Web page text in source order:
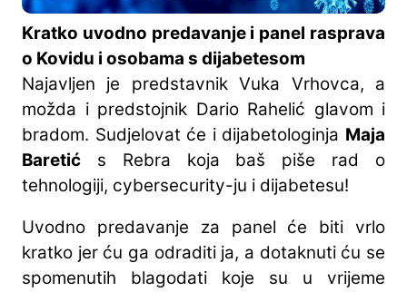
Kratko uvodno predavanje i panel rasprava
o Kovidu i osobama s dijabetesom
Najavljen je predstavnik Vuka Vrhovca, a
možda i predstojnik Dario Rahelić glavom i
bradom. Sudjelovat će i dijabetologinja Maja
Baretić s Rebra koja baš piše rad o
tehnologiji, cybersecurity-ju i dijabetesu!
Uvodno predavanje za panel će biti vrlo
kratko jer ću ga odraditi ja, a dotaknuti ću se
spomenutih blagodati koje su u vrijeme